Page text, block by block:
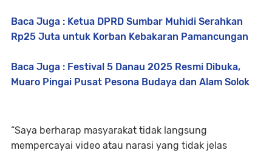
Baca Juga : Ketua DPRD Sumbar Muhidi Serahkan
Rp25 Juta untuk Korban Kebakaran Pamancungan
Baca Juga : Festival 5 Danau 2025 Resmi Dibuka,
Muaro Pingai Pusat Pesona Budaya dan Alam Solok
“Saya berharap masyarakat tidak langsung
mempercayai video atau narasi yang tidak jelas